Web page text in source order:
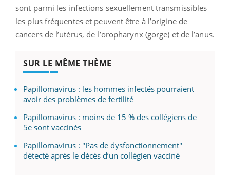
sont parmi les infections sexuellement transmissibles
les plus fréquentes et peuvent être à l’origine de
cancers de l’utérus, de l’oropharynx (gorge) et de l’anus.
SUR LE MÊME THÈME
Papillomavirus : les hommes infectés pourraient
avoir des problèmes de fertilité
Papillomavirus : moins de 15 % des collégiens de
5e sont vaccinés
Papillomavirus : "Pas de dysfonctionnement"
détecté après le décès d’un collégien vacciné